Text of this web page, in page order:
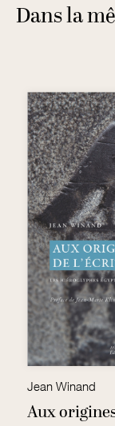
Dans la
Jean Winand
Aux